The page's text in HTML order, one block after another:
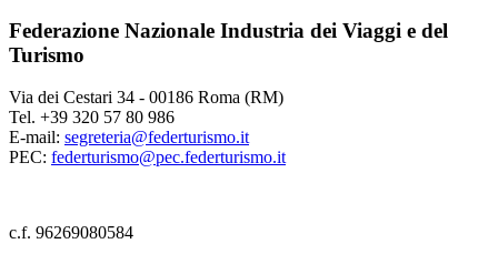
Federazione Nazionale Industria dei Viaggi e del
Turismo
Via dei Cestari 34 - 00186 Roma (RM)
Tel. +39 320 57 80 986
E-mail: segreteria@federturismo.it
PEC: federturismo@pec.federturismo.it
c.f. 96269080584